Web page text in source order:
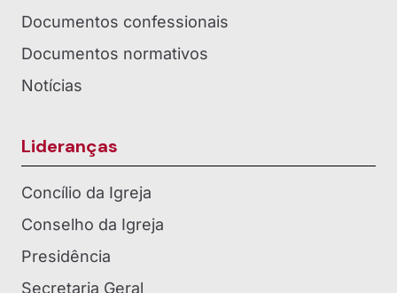
Documentos confessionais
Documentos normativos
Notícias
Lideranças
Concílio da Igreja
Conselho da Igreja
Presidência
Secretaria Geral